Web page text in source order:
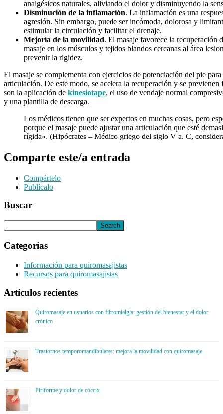
analgésicos naturales, aliviando el dolor y disminuyendo la
Disminución de la inflamación. La inflamación es una
agresión. Sin embargo, puede ser incómoda, dolorosa y
estimular la circulación y facilitar el drenaje.
Mejoría de la movilidad. El masaje favorece la
masaje en los músculos y tejidos blandos cercanas al área
prevenir la rigidez.
El masaje se complementa con ejercicios de potenciación del pie
articulación. De este modo, se acelera la recuperación y se
son la aplicación de kinesiotape, el uso de vendaje normal
y una plantilla de descarga.
Los médicos tienen que ser expertos en muchas cosas, pero
porque el masaje puede ajustar una articulación que esté
rígida». (Hipócrates – Médico griego del siglo V a. C,
Comparte este/a entrada
Compártelo
Publícalo
Buscar
Categorías
Información para quiromasajistas
Recursos para quiromasajistas
Artículos recientes
Quiromasaje en usuarios con fibromialgia: gestión del bienestar y el dolor
crónico
Trastornos temporomandibulares: mejora la movilidad con quiromasaje
Piriforme y dolor de cóccix